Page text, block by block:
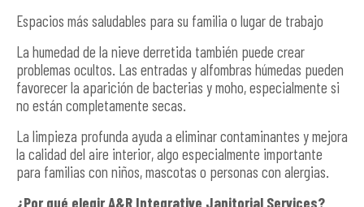
Espacios más saludables para su familia o lugar de trabajo
La humedad de la nieve derretida también puede crear
problemas ocultos. Las entradas y alfombras húmedas pueden
favorecer la aparición de bacterias y moho, especialmente si
no están completamente secas.
La limpieza profunda ayuda a eliminar contaminantes y mejora
la calidad del aire interior, algo especialmente importante
para familias con niños, mascotas o personas con alergias.
¿Por qué elegir A&R Integrative Janitorial Services?